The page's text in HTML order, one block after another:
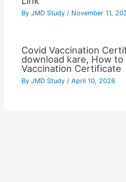
By JMD Study / November 11,
Covid Vaccination
download kare, How
Vaccination Certificate
By JMD Study / April 10, 2026